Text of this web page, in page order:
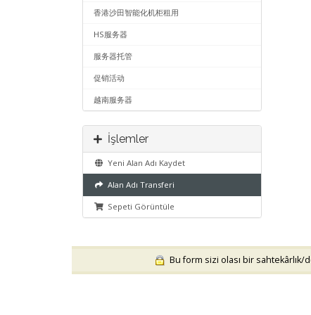
香港沙田智能化机柜租用
HS服务器
服务器托管
促销活动
越南服务器
İşlemler
Yeni Alan Adı Kaydet
Alan Adı Transferi
Sepeti Görüntüle
Bu form sizi olası bir sahtekârlık/